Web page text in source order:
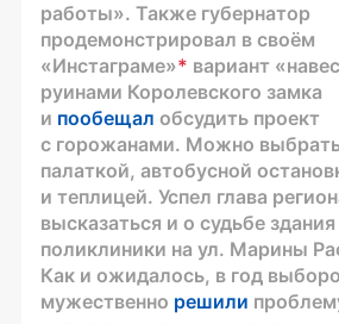
работы». Также губернатор
продемонстрировал в своём
«Инстаграме»* вариант
руинами Королевского замка
и пообещал обсудить проект
с горожанами. Можно
палаткой, автобусной
и теплицей. Успел глава
высказаться и о судьбе здания
поликлиники на ул. Марины
Как и ожидалось, в год
мужественно решили